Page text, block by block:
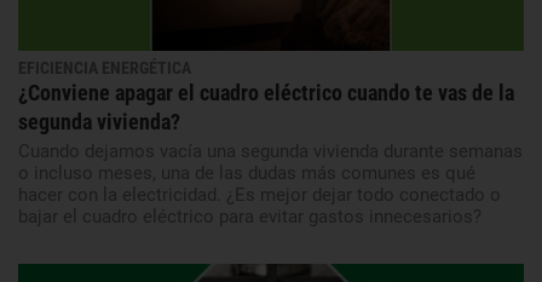
EFICIENCIA ENERGÉTICA
¿Conviene apagar el cuadro eléctrico cuando te vas de la
segunda vivienda?
Cuando dejamos vacía una segunda vivienda durante semanas
o incluso meses, una de las dudas más comunes es qué
hacer con la electricidad. ¿Es mejor dejar todo conectado o
bajar el cuadro eléctrico para evitar gastos innecesarios?